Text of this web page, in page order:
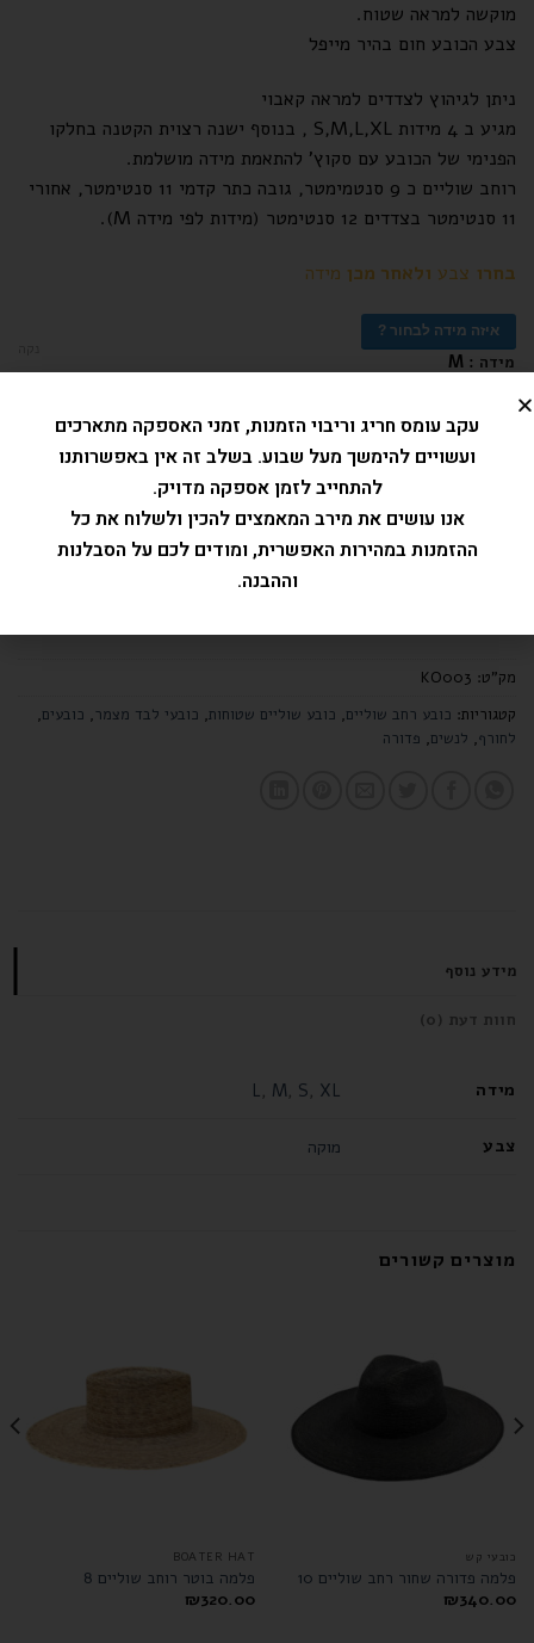
מוקשה למראה שטוח.
צבע הכובע חום בהיר מייפל
ניתן לגיהוץ לצדדים למראה קאבוי
מגיע ב 4 מידות S,M,L,XL , בנוסף ישנה רצוית הקטנה בחלקו
הפנימי של הכובע עם סקוץ' להתאמת מידה מושלמת.
רוחב שוליים כ 9 סנטמימטר, גובה כתר קדמי 11 סנטימטר, אחורי
11 סנטימטר בצדדים 12 סנטימטר (מידות לפי מידה M).
בחרו צבע ולאחר מכן מידה
איזה מידה לבחור ?
מידה : M
הוספה לסל
מק"ט: KO003
קטגוריות: כובע רחב שוליים, כובע שוליים שטוחות, כובעי לבד מצמר, כובעים,
לחורף, לנשים, פדורה
מידע נוסף
חוות דעת (0)
מידה L, M, S, XL
צבע מוקה
מוצרים קשורים
כובעי קש
פלמה פדורה שחור רחב שוליים 10
₪340.00
BOATER HAT
פלמה בוטר רוחב שוליים 8
₪320.00
עקב עומס חריג וריבוי הזמנות, זמני האספקה מתארכים
ועשויים להימשך מעל שבוע. בשלב זה אין באפשרותנו
להתחייב לזמן אספקה מדויק.
אנו עושים את מירב המאמצים להכין ולשלוח את כל
ההזמנות במהירות האפשרית, ומודים לכם על הסבלנות
וההבנה.